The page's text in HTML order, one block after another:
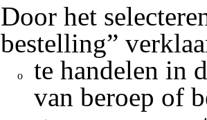
Door het
bestelling”
te handelen in
van beroep of